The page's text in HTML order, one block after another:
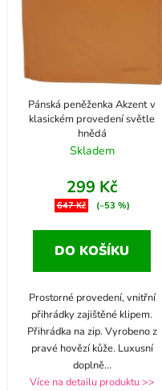
Pánská peněženka Akzent v
klasickém provedení světle
hnědá
Skladem
299 Kč
647 Kč (–53 %)
DO KOŠÍKU
Prostorné provedení, vnitřní
přihrádky zajištěné klipem.
Přihrádka na zip. Vyrobeno z
pravé hovězí kůže. Luxusní
doplně...
Více na detailu produktu >>